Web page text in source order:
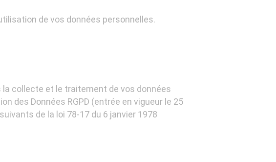
de vos données personnelles.
la collecte et le traitement de vos données
des Données RGPD (entrée en vigueur le 25
de la loi 78-17 du 6 janvier 1978